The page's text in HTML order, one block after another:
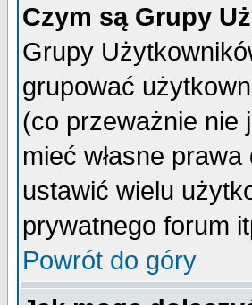
Czym są Grupy
Grupy
grupować
(co przeważnie nie
mieć własne
ustawić wielu
prywatnego forum
Powrót do góry